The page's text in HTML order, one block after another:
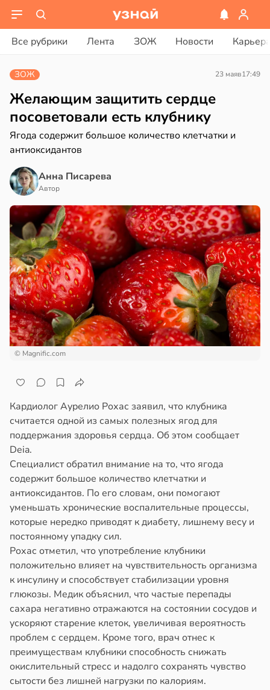
Все рубрики Лента ЗОЖ Новости
в21:42
в17:21
ЗОЖ 23 маяв17:49
Желающим защитить сердце
посоветовали есть клубнику
Ягода содержит большое количество клетчатки и
антиоксидантов
Анна Писарева
Автор
© Magnific.com
Кардиолог Аурелио Рохас заявил, что клубника
считается одной из самых полезных ягод для
поддержания здоровья сердца. Об этом сообщает
Deia.
Специалист обратил внимание на то, что ягода
содержит большое количество клетчатки и
антиоксидантов. По его словам, они помогают
уменьшать хронические воспалительные процессы,
которые нередко приводят к диабету, лишнему весу и
постоянному упадку сил.
Рохас отметил, что употребление клубники
положительно влияет на чувствительность организма
к инсулину и способствует стабилизации уровня
глюкозы. Медик объяснил, что частые перепады
сахара негативно отражаются на состоянии сосудов и
ускоряют старение клеток, увеличивая вероятность
проблем с сердцем. Кроме того, врач отнес к
преимуществам клубники способность снижать
окислительный стресс и надолго сохранять чувство
сытости без лишней нагрузки по калориям.
19:25
19:20